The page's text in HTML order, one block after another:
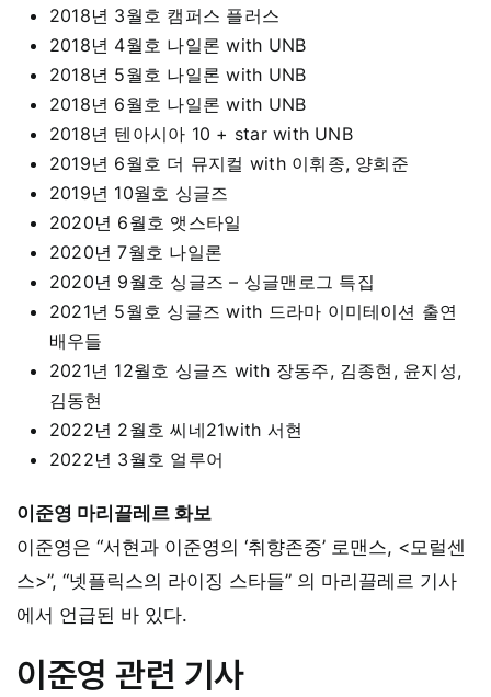
2018년 3월호 캠퍼스 플러스
2018년 4월호 나일론 with UNB
2018년 5월호 나일론 with UNB
2018년 6월호 나일론 with UNB
2018년 텐아시아 10 + star with UNB
2019년 6월호 더 뮤지컬 with 이휘종, 양희준
2019년 10월호 싱글즈
2020년 6월호 앳스타일
2020년 7월호 나일론
2020년 9월호 싱글즈 – 싱글맨로그 특집
2021년 5월호 싱글즈 with 드라마 이미테이션 출연
배우들
2021년 12월호 싱글즈 with 장동주, 김종현, 윤지성,
김동현
2022년 2월호 씨네21with 서현
2022년 3월호 얼루어
이준영 마리끌레르 화보
이준영은 “서현과 이준영의 ‘취향존중’ 로맨스, <모럴센
스>”, “넷플릭스의 라이징 스타들” 의 마리끌레르 기사
에서 언급된 바 있다.
이준영 관련 기사